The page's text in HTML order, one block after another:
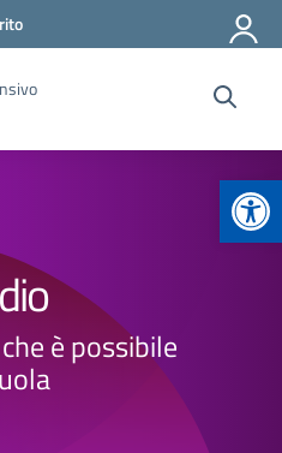
è possibile